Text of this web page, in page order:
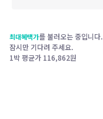
최대혜택가를 불러오는 중입니다.
잠시만 기다려 주세요.
1박 평균가 116,862원